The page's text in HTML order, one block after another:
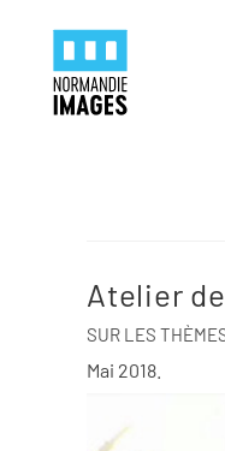
Skip to main content
Atelier
SUR LES
Mai 2018.